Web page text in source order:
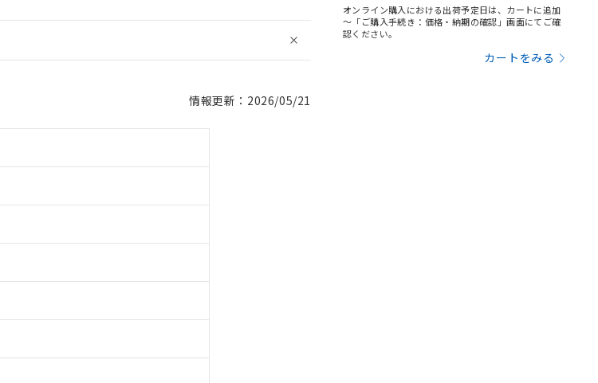
情報更新：2026/05/21
オンライン購入における出荷予定日は、カートに追加
～「ご購入手続き：価格・納期の確認」画面にてご確
認ください。
カートをみる